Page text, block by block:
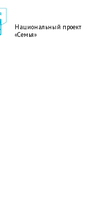
Национальный проект
«Семья»